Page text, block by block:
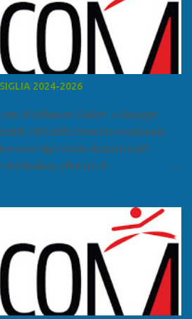
2024-2026
cura di Salvatore Calleri e Giuseppe
città della Francia meridionale,
Alpi-Costa Azzurra e del
Rodano, oltre che il
quanto succede a Marsiglia è
narcomafiosa perché
con la Corsica, Genova, Livorno e
con le periferie milanesi. Secondo il
dei principali scali del narcotraffico dal
e Cile. Marsiglia è una città